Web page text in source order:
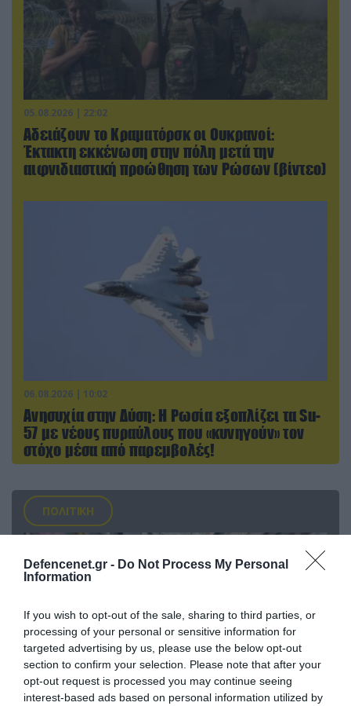
Defencenet.gr - Do Not Process My Personal
Information
If you wish to opt-out of the sale, sharing to third parties, or
processing of your personal or sensitive information for
targeted advertising by us, please use the below opt-out
section to confirm your selection. Please note that after your
opt-out request is processed you may continue seeing
interest-based ads based on personal information utilized by
05.08.2026 | 22:02
Αδειάζουν το Κραματόρσκ οι Ουκρανοί:
Έκτακτη εκκένωση στην πόλη μετά την
αιφνιδιαστική προώθηση των Ρώσων (βίντεο)
06.08.2026 | 10:02
Ανησυχία στην Δύση: H Ρωσία εξοπλίζει τα Su-
57 με νέους πυραύλους που «κυνηγούν» τον
στόχο μέσα από παρεμβολές!
ΠΟΛΙΤΙΚΗ